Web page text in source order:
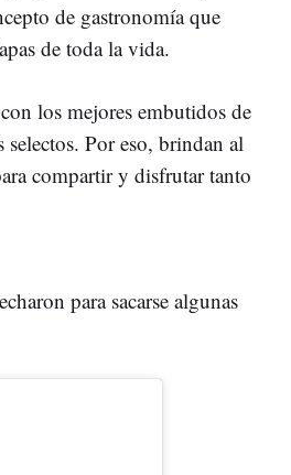
de gastronomía que
de toda la vida.
los mejores embutidos de
Por eso, brindan al
compartir y disfrutar tanto
para sacarse algunas